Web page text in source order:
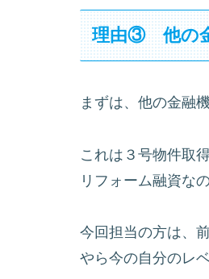
理由③ 他の
まずは、他の金融
これは３号物件取
リフォーム融資な
今回担当の方は、
やら今の自分のレ